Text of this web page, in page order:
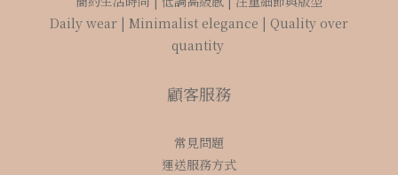
Daily wear | Minimalist elegance | Quality over
quantity
顧客服務
常見問題
運送服務方式